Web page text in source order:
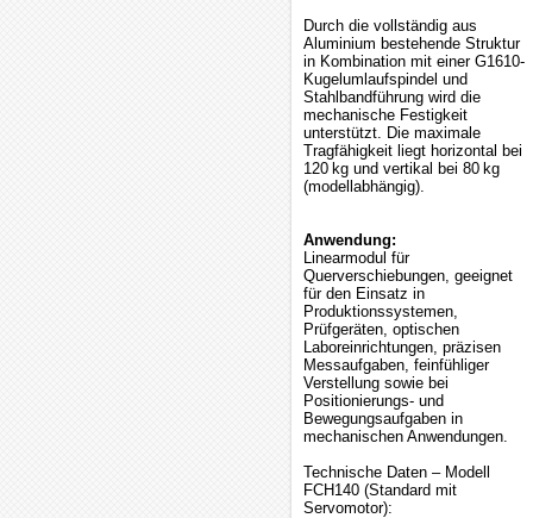
Durch die vollständig aus
Aluminium bestehende Struktur
in Kombination mit einer G1610-
Kugelumlaufspindel und
Stahlbandführung wird die
mechanische Festigkeit
unterstützt. Die maximale
Tragfähigkeit liegt horizontal bei
120 kg und vertikal bei 80 kg
(modellabhängig).
Anwendung:
Linearmodul für
Querverschiebungen, geeignet
für den Einsatz in
Produktionssystemen,
Prüfgeräten, optischen
Laboreinrichtungen, präzisen
Messaufgaben, feinfühliger
Verstellung sowie bei
Positionierungs- und
Bewegungsaufgaben in
mechanischen Anwendungen.
Technische Daten – Modell
FCH140 (Standard mit
Servomotor):